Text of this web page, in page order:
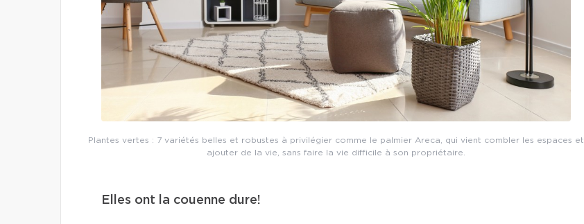
Plantes vertes : 7 variétés belles et robustes à privilégier comme le palmier Areca, qui vient combler les espaces et
ajouter de la vie, sans faire la vie difficile à son propriétaire.
Elles ont la couenne dure!